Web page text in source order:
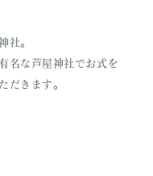
社。
名な芦屋神社でお式を
だきます。